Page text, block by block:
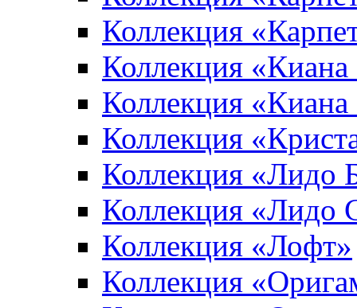
Коллекция
Коллекция
Коллекция
Коллекция
Коллекция «Лидо
Коллекция «Лидо
Коллекция «Лофт»
Коллекция